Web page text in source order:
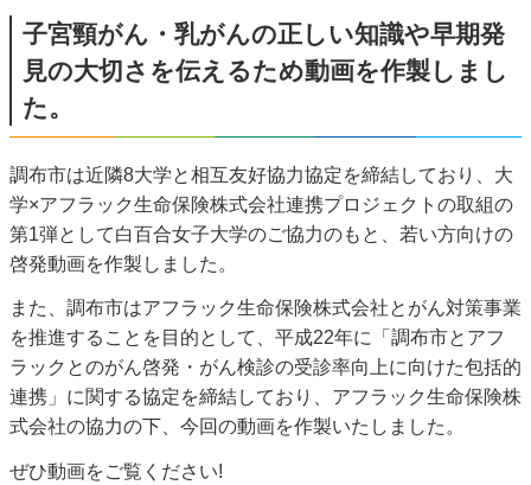
子宮頸がん・乳がんの正しい知識や早期発
見の大切さを伝えるため動画を作製しまし
た。
調布市は近隣8大学と相互友好協力協定を締結しており、大
学×アフラック生命保険株式会社連携プロジェクトの取組の
第1弾として白百合女子大学のご協力のもと、若い方向けの
啓発動画を作製しました。
また、調布市はアフラック生命保険株式会社とがん対策事業
を推進することを目的として、平成22年に「調布市とアフ
ラックとのがん啓発・がん検診の受診率向上に向けた包括的
連携」に関する協定を締結しており、アフラック生命保険株
式会社の協力の下、今回の動画を作製いたしました。
ぜひ動画をご覧ください!